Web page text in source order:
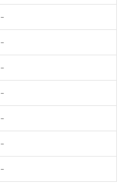
－
－
－
－
－
－
－